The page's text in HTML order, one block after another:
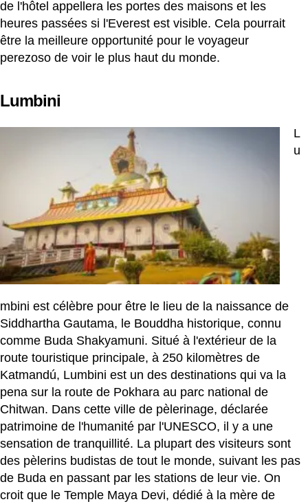
de l'hôtel appellera les portes des maisons et les
heures passées si l'Everest est visible. Cela pourrait
être la meilleure opportunité pour le voyageur
perezoso de voir le plus haut du monde.
Lumbini
L
u
mbini est célèbre pour être le lieu de la naissance de
Siddhartha Gautama, le Bouddha historique, connu
comme Buda Shakyamuni. Situé à l'extérieur de la
route touristique principale, à 250 kilomètres de
Katmandú, Lumbini est un des destinations qui va la
pena sur la route de Pokhara au parc national de
Chitwan. Dans cette ville de pèlerinage, déclarée
patrimoine de l'humanité par l'UNESCO, il y a une
sensation de tranquillité. La plupart des visiteurs sont
des pèlerins budistas de tout le monde, suivant les pas
de Buda en passant par les stations de leur vie. On
croit que le Temple Maya Devi, dédié à la mère de